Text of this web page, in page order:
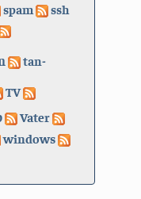
spam ssh
tan-
TV
Vater
windows